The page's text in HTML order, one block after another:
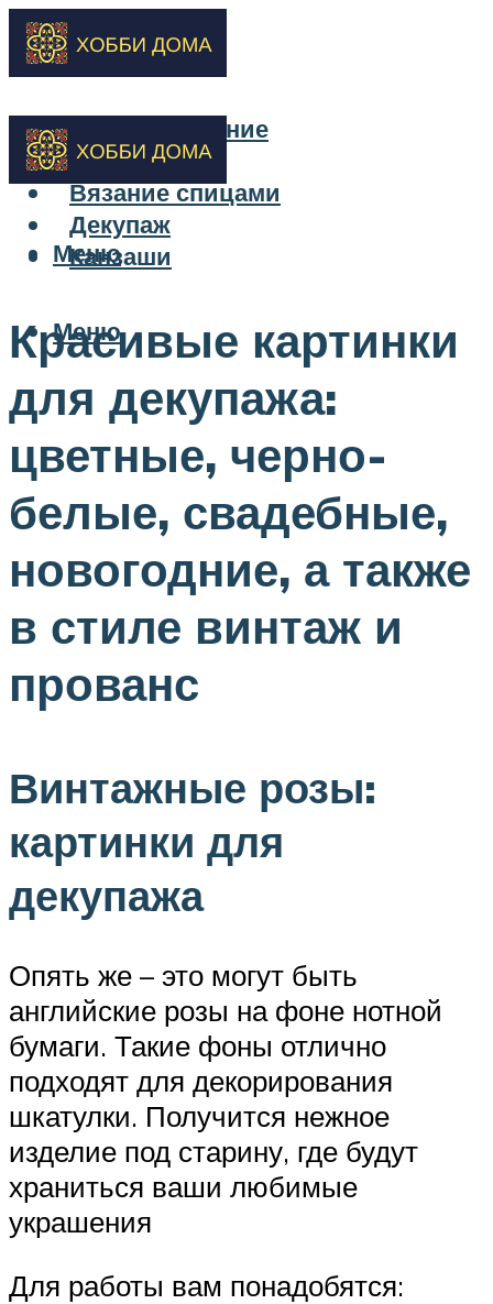
Бисероплетение
Вышивка
Вязание спицами
Декупаж
Канзаши
Меню
Меню
Красивые картинки
для декупажа:
цветные, черно-
белые, свадебные,
новогодние, а также
в стиле винтаж и
прованс
Винтажные розы:
картинки для
декупажа
Опять же – это могут быть
английские розы на фоне нотной
бумаги. Такие фоны отлично
подходят для декорирования
шкатулки. Получится нежное
изделие под старину, где будут
храниться ваши любимые
украшения
Для работы вам понадобятся: